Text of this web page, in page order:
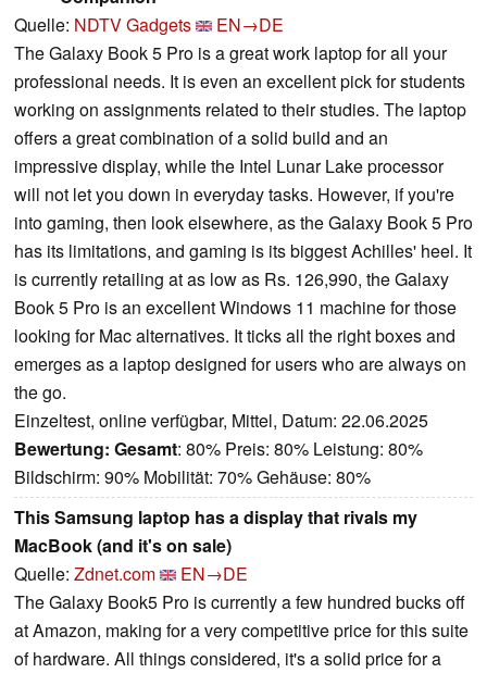
Quelle: NDTV Gadgets
EN→DE
The Galaxy Book 5 Pro is a great work laptop for all your
professional needs. It is even an excellent pick for students
working on assignments related to their studies. The laptop
offers a great combination of a solid build and an
impressive display, while the Intel Lunar Lake processor
will not let you down in everyday tasks. However, if you're
into gaming, then look elsewhere, as the Galaxy Book 5 Pro
has its limitations, and gaming is its biggest Achilles' heel. It
is currently retailing at as low as Rs. 126,990, the Galaxy
Book 5 Pro is an excellent Windows 11 machine for those
looking for Mac alternatives. It ticks all the right boxes and
emerges as a laptop designed for users who are always on
the go.
Einzeltest, online verfügbar, Mittel, Datum: 22.06.2025
Bewertung: Gesamt: 80% Preis: 80% Leistung: 80%
Bildschirm: 90% Mobilität: 70% Gehäuse: 80%
This Samsung laptop has a display that rivals my
MacBook (and it's on sale)
Quelle: Zdnet.com
EN→DE
The Galaxy Book5 Pro is currently a few hundred bucks off
at Amazon, making for a very competitive price for this suite
of hardware. All things considered, it's a solid price for a